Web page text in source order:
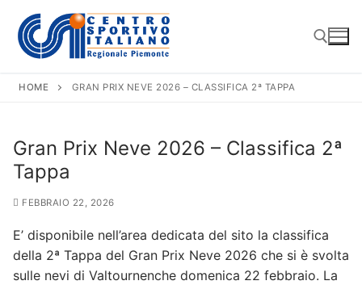
contenuto
HOME GRAN PRIX NEVE 2026 – CLASSIFICA 2ª TAPPA
Gran Prix Neve 2026 – Classifica 2ª
Tappa
FEBBRAIO 22, 2026
E’ disponibile nell’area dedicata del sito la classifica
della 2ª Tappa del Gran Prix Neve 2026 che si è svolta
sulle nevi di Valtournenche domenica 22 febbraio. La